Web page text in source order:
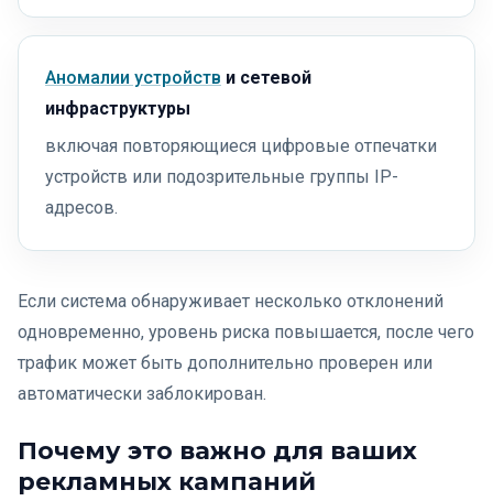
Аномалии устройств и сетевой
инфраструктуры
включая повторяющиеся цифровые отпечатки
устройств или подозрительные группы IP-
адресов.
Если система обнаруживает несколько отклонений
одновременно, уровень риска повышается, после чего
трафик может быть дополнительно проверен или
автоматически заблокирован.
Почему это важно для ваших
рекламных кампаний